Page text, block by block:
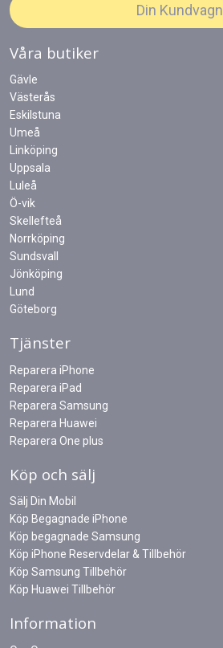
Din Kundvagn
Våra butiker
Gävle
Västerås
Eskilstuna
Umeå
Linköping
Uppsala
Luleå
Ö-vik
Skellefteå
Norrköping
Sundsvall
Jönköping
Lund
Göteborg
Tjänster
Reparera iPhone
Reparera iPad
Reparera Samsung
Reparera Huawei
Reparera One plus
Köp och sälj
Sälj Din Mobil
Köp Begagnade iPhone
Köp begagnade Samsung
Köp iPhone Reservdelar & Tillbehör
Köp Samsung Tillbehör
Köp Huawei Tillbehör
Information